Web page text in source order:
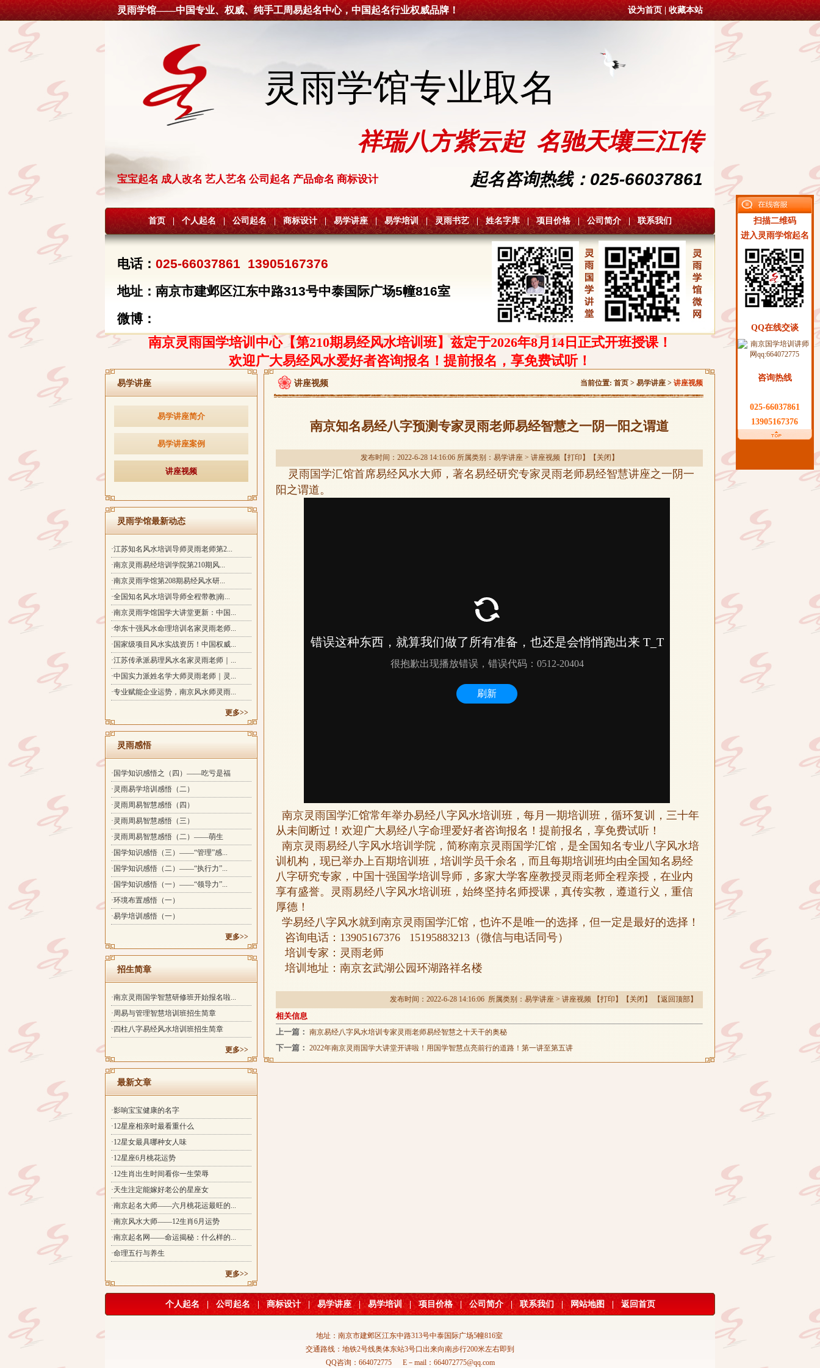
扫描二维码
进入灵雨学馆起名
QQ在线交谈
咨询热线
025-66037861
13905167376
灵雨学馆——中国专业、权威、纯手工周易起名中心，中国起名行业权威品牌！ 设为首页 收藏本站
灵雨学馆专业取名
祥瑞八方紫云起 名驰天壤三江传
宝宝起名 成人改名 艺人艺名 公司起名 产品命名 商标设计 起名咨询热线：025-66037861
首页 | 个人起名 | 公司起名 | 商标设计 | 易学讲座 | 易学培训 | 灵雨书艺 | 姓名字库 | 项目价格 公司简介 联系我们
电话： 025-66037861 13905167376
地址：南京市建邺区江东中路313号中泰国际广场5幢816室
微博：
南京灵雨国学培训中心【第210期易经风水培训班】兹定于2026年8月14日正式开班授课！
欢迎广大易经风水爱好者咨询报名！提前报名，享免费试听！
易学讲座
易学讲座简介
易学讲座案例
讲座视频
灵雨学馆最新动态
·江苏知名风水培训导师灵雨老师第2...
·南京灵雨易经培训学院第210期风...
·南京灵雨学馆第208期易经风水研...
·全国知名风水培训导师全程带教|南...
·南京灵雨学馆国学大讲堂更新：中国...
·华东十强风水命理培训名家灵雨老师...
·国家级项目风水实战资历！中国权威...
·江苏传承派易理风水名家灵雨老师｜...
·中国实力派姓名学大师灵雨老师｜灵...
·专业赋能企业运势，南京风水师灵雨...
更多>>
灵雨感悟
·国学知识感悟之（四）——吃亏是福
·灵雨易学培训感悟（二）
·灵雨周易智慧感悟（四）
·灵雨周易智慧感悟（三）
·灵雨周易智慧感悟（二）——萌生
·国学知识感悟（三）——“管理”感...
·国学知识感悟（二）——“执行力”...
·国学知识感悟（一）——“领导力”...
·环境布置感悟（一）
·易学培训感悟（一）
更多>>
招生简章
·南京灵雨国学智慧研修班开始报名啦...
·周易与管理智慧培训班招生简章
·四柱八字易经风水培训班招生简章
更多>>
最新文章
·影响宝宝健康的名字
·12星座相亲时最看重什么
·12星女最具哪种女人味
·12星座6月桃花运势
·12生肖出生时间看你一生荣辱
·天生注定能嫁好老公的星座女
·南京起名大师——六月桃花运最旺的...
·南京风水大师——12生肖6月运势
·南京起名网——命运揭秘：什么样的...
·命理五行与养生
更多>>
讲座视频 当前位置: 首页 > 易学讲座 > 讲座视频
南京知名易经八字预测专家灵雨老师易经智慧之一阴一阳之谓道
发布时间：2022-6-28 14:16:06 所属类别： 易学讲座> 讲座视频【打印 】【 关闭 】
灵雨国学汇馆首席易经风水大师，著名易经研究专家灵雨老师易经智慧讲座之一阴一
阳之谓道。
南京灵雨国学汇馆常年举办易经八字风水培训班，每月一期培训班，循环复训，三十年
从未间断过！欢迎广大易经八字命理爱好者咨询报名！提前报名，享免费试听！
南京灵雨易经八字风水培训学院，简称南京灵雨国学汇馆，是全国知名专业八字风水培
训机构，现已举办上百期培训班，培训学员千余名，而且每期培训班均由全国知名易经
八字研究专家，中国十强国学培训导师，多家大学客座教授灵雨老师全程亲授，在业内
享有盛誉。灵雨易经八字风水培训班，始终坚持名师授课，真传实教，遵道行义，重信
厚德！
学易经八字风水就到南京灵雨国学汇馆，也许不是唯一的选择，但一定是最好的选择！
咨询电话：13905167376 15195883213（微信与电话同号）
培训专家：灵雨老师
培训地址：南京玄武湖公园环湖路祥名楼
发布时间：2022-6-28 14:16:06 所属类别： 易学讲座 > 讲座视频 【打印 】【 关闭 】 【返回顶部】
相关信息
上一篇： 南京易经八字风水培训专家灵雨老师易经智慧之十天干的奥秘
下一篇： 2022年南京灵雨国学大讲堂开讲啦！用国学智慧点亮前行的道路！第一讲至第五讲
个人起名 公司起名 | 商标设计 | 易学讲座 | 易学培训 | 项目价格 | 公司简介 | 联系我们 | 网站地图 返回首页
地址：南京市建邺区江东中路313号中泰国际广场5幢816室
交通路线：地铁2号线奥体东站3号口出来向南步行200米左右即到
QQ咨询：664072775 E－mail：664072775@qq.com